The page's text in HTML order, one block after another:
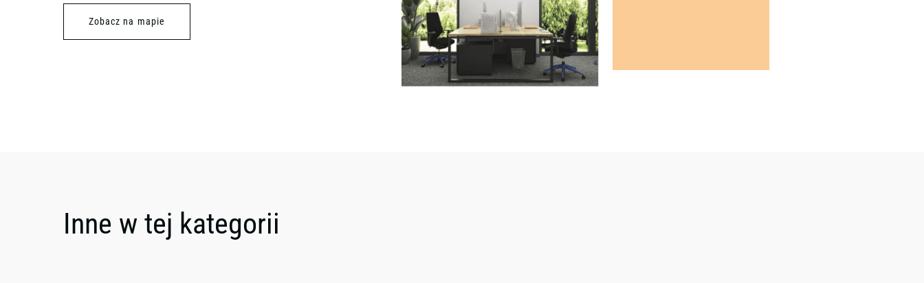
Zobacz na mapie
Inne w tej kategorii